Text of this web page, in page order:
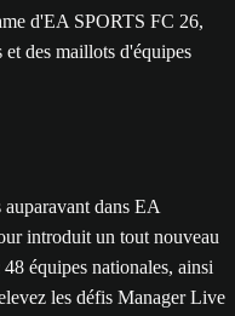
dans EA
introduit un tout nouveau
équipes nationales, ainsi
les défis Manager Live